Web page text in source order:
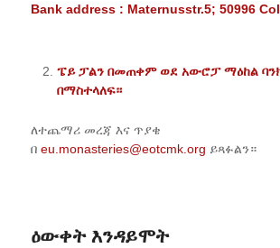
Bank address : Maternusstr.5; 50996
ፔይ ፓልን በመጠቀም ወደ አውሮፓ ማዕከል
በማስተላለፍ።
ለተጨማሪ መረጃ እና ጥያቄ
በ eu.monasteries@eotcmk.org ይጻፉልን።
ዕውቀት እንዳይሞት